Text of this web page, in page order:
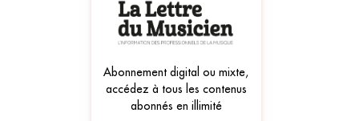
Abonnement digital ou mixte,
accédez à tous les contenus
abonnés en illimité